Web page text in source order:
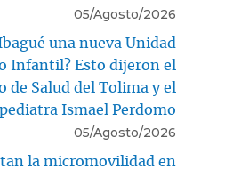
05/Agosto/2026
una nueva Unidad
Infantil? Esto dijeron el
de Salud del Tolima y el
pediatra Ismael Perdomo
05/Agosto/2026
la micromovilidad en